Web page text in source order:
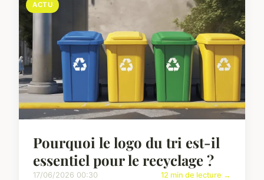
ACTU
Pourquoi le logo du tri est-il
essentiel pour le recyclage ?
17/06/2026 00:30 12 min de lecture →